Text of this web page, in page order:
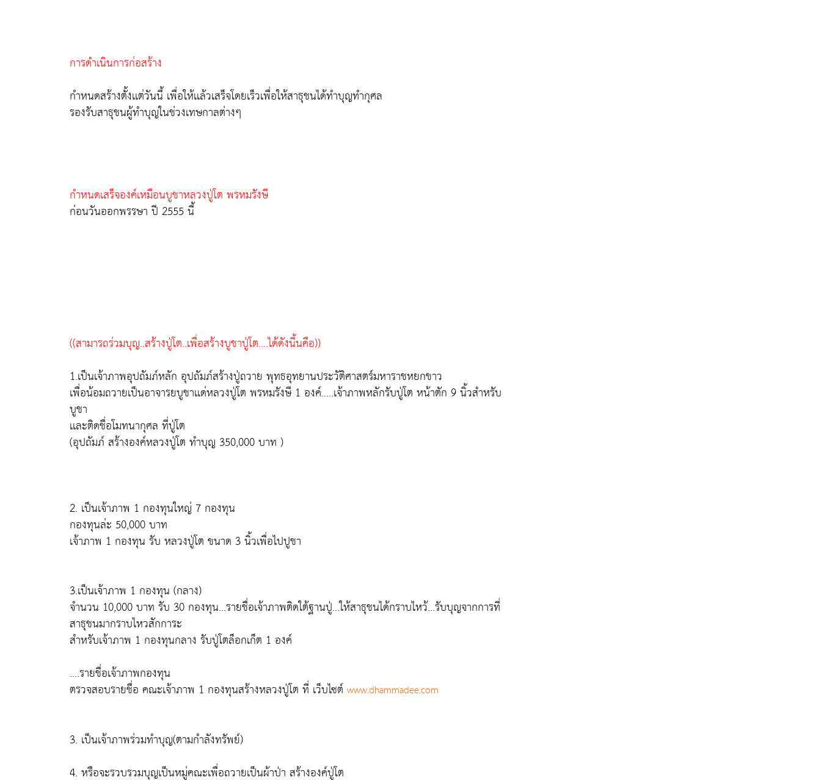
การดำเนินการก่อสร้าง
กำหนดสร้างตั้งเเต่วันนี้ เพื่อให้เเล้วเสร็จโดยเร็วเพื่อให้สาธุชนได้ทำบุญทำกุศล
รองรับสาธุชนผู้ทำบุญในช่วงเทษกาลต่างๆ
กำหนดเสร็จองค์เหมือนบูชาหลวงปู่โต พรหมรังษี
ก่อนวันออกพรรษา ปี 2555 นี้
((สามารถร่วมบุญ..สร้างปู่โต..เพื่อสร้างบูชาปู่โต....ได้ดังนี้นคือ))
1.เป็นเจ้าภาพอุปถัมภ์หลัก อุปถัมภ์สร้างปู่ถวาย พุทธอุทยานประวัติศาสตร์มหาราชหยกขาว
เพื่อน้อมถวายเป็นอาจารยบูชาเเด่หลวงปู่โต พรหมรังษี 1 องค์.....เจ้าภาพหลักรับปู่โต หน้าตัก 9 นิ้วสำหรับ
บูชา
เเละติดชื่อโมทนากุศล ที่ปู่โต
(อุปถัมภ์ สร้างองค์หลวงปู่โต ทำบุญ 350,000 บาท )
2. เป็นเจ้าภาพ 1 กองทุนใหญ่ 7 กองทุน
กองทุนล่ะ 50,000 บาท
เจ้าภาพ 1 กองทุน รับ หลวงปู่โต ขนาด 3 นิ้วเพื่อไปปูชา
3.เป็นเจ้าภาพ 1 กองทุน (กลาง)
จำนวน 10,000 บาท รับ 30 กองทุน...รายชื่อเจ้าภาพติดใต้ฐานปู่...ให้สาธุชนได้กราบไหว้...รับบุญจากการที่
สาธุชนมากราบไหวสักการะ
สำหรับเจ้าภาพ 1 กองทุนกลาง รับปู่โตล็อกเก็ต 1 องค์
....รายชื่อเจ้าภาพกองทุน
ตรวจสอบรายชื่อ คณะเจ้าภาพ 1 กองทุนสร้างหลวงปู่โต ที่ เว็บไซต์ www.dhammadee.com
3. เป็นเจ้าภาพร่วมทำบุญ(ตามกำลังทรัพย์)
4. หรือจะรวบรวมบุญเป็นหมู่คณะเพื่อถวายเป็นผ้าป่า สร้างองค์ปู่โต